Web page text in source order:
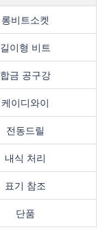
롱비트소켓
길이형 비트
합금 공구강
케이디와이
전동드릴
내식 처리
표기 참조
단품